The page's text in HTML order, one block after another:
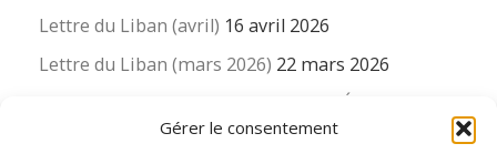
Gérer le consentement
Lettre du Liban (avril) 16 avril 2026
Lettre du Liban (mars 2026) 22 mars 2026
La revue « Educateur » décapitée ? L’Éducation
nouvelle et ses liens avec la revue du Syndicat